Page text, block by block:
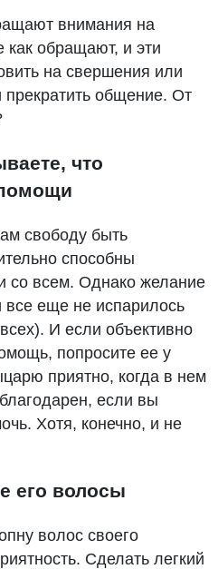
внимания на
обращают, и эти
на свершения или
прекратить общение. От
что
свободу быть
способны
со всем. Однако желание
еще не испарилось
И если объективно
попросите ее у
приятно, когда в нем
если вы
Хотя, конечно, и не
его волосы
волос своего
Сделать легкий